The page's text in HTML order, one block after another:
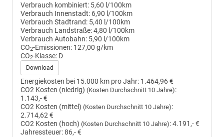
Verbrauch kombiniert: 5,60 l/100km
Verbrauch Innenstadt: 6,90 l/100km
Verbrauch Stadtrand: 5,40 l/100km
Verbrauch Landstraße:4,80 l/100km
Verbrauch Autobahn: 5,90 l/100km
CO2-Emissionen: 127,00 g/km
CO2-Klasse: D
Download
Energiekosten bei 15.000 km pro Jahr: 1.464,96 €
CO2 Kosten (niedrig) (Kosten Durchschnitt 10 Jahre):
1.143,- €
CO2 Kosten (mittel) (Kosten Durchschnitt 10 Jahre):
2.714,62 €
CO2 Kosten (hoch) (Kosten Durchschnitt 10 Jahre):4.191,- €
Jahressteuer:86,- €